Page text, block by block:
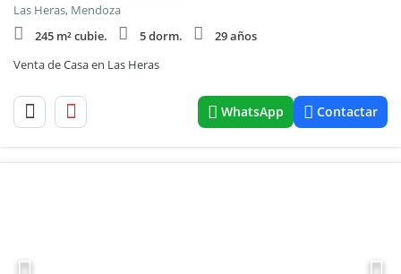
Las Heras, Mendoza
245 m² cubie.
5 dorm.
29 años
Venta de Casa en Las Heras
WhatsApp Contactar